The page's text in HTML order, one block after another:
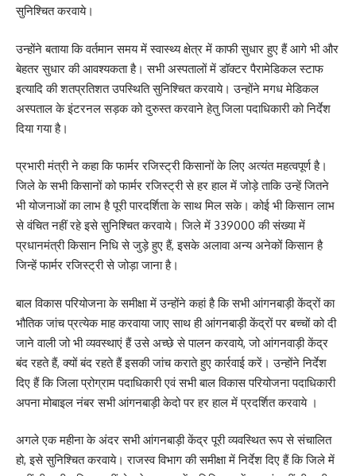
सुनिश्चित करवाये।
उन्होंने बताया कि वर्तमान समय में स्वास्थ्य क्षेत्र में काफी सुधार हुए हैं आगे भी और
बेहतर सुधार की आवश्यकता है। सभी अस्पतालों में डॉक्टर पैरामेडिकल स्टाफ
इत्यादि की शतप्रतिशत उपस्थिति सुनिश्चित करवाये। उन्होंने मगध मेडिकल
अस्पताल के इंटरनल सड़क को दुरुस्त करवाने हेतु जिला पदाधिकारी को निर्देश
दिया गया है।
प्रभारी मंत्री ने कहा कि फार्मर रजिस्ट्री किसानों के लिए अत्यंत महत्वपूर्ण है।
जिले के सभी किसानों को फार्मर रजिस्ट्री से हर हाल में जोड़े ताकि उन्हें जितने
भी योजनाओं का लाभ है पूरी पारदर्शिता के साथ मिल सके। कोई भी किसान लाभ
से वंचित नहीं रहे इसे सुनिश्चित करवाये। जिले में 339000 की संख्या में
प्रधानमंत्री किसान निधि से जुड़े हुए हैं, इसके अलावा अन्य अनेकों किसान है
जिन्हें फार्मर रजिस्ट्री से जोड़ा जाना है।
बाल विकास परियोजना के समीक्षा में उन्होंने कहां है कि सभी आंगनबाड़ी केंद्रों का
भौतिक जांच प्रत्येक माह करवाया जाए साथ ही आंगनबाड़ी केंद्रों पर बच्चों को दी
जाने वाली जो भी व्यवस्थाएं हैं उसे अच्छे से पालन करवाये, जो आंगनवाड़ी केंद्र
बंद रहते हैं, क्यों बंद रहते हैं इसकी जांच कराते हुए कार्रवाई करें। उन्होंने निर्देश
दिए हैं कि जिला प्रोग्राम पदाधिकारी एवं सभी बाल विकास परियोजना पदाधिकारी
अपना मोबाइल नंबर सभी आंगनबाड़ी केदो पर हर हाल में प्रदर्शित करवाये ।
अगले एक महीना के अंदर सभी आंगनबाड़ी केंद्र पूरी व्यवस्थित रूप से संचालित
हो, इसे सुनिश्चित करवाये। राजस्व विभाग की समीक्षा में निर्देश दिए हैं कि जिले में